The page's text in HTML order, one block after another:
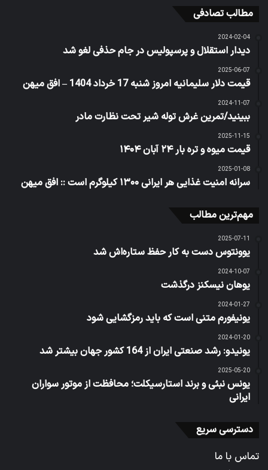
مطالب تصادفی
2024-02-04
دیدار استقلال و پرسپولیس در جام حذفی لغو شد
2025-06-07
قیمت دلار سلیمانیه امروز شنبه 17 خرداد 1404 – افق میهن
2024-11-07
ببینید/تمرین غرش توله شیر تحت نظارت مادر
2025-11-15
قیمت میوه و تره بار ۲۴ آبان ۱۴۰۴
2025-01-08
سرانه امنیت غذایی هر ایرانی ۱۳۰۰ کیلوگرم است :: افق میهن
مهم‌ترین مطالب
2025-07-11
یوونتوس دست به کار حفظ ستاره‌اش شد
2024-10-07
یوهان نیسکنز درگذشت
2024-01-27
یونیفورم متنی است که باید رمزگشایی شود
2024-01-20
یونیدو: رشد صنعتی ایران از 164 کشور جهان بیشتر شد
2025-05-20
یونس نبئی و برند استارسیکلت؛ محافظت از موتور سواران
ایرانی
دسترسی سریع
تماس با ما